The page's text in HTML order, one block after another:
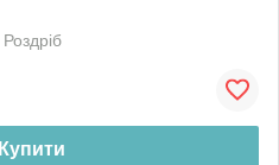
Роздріб
Купити